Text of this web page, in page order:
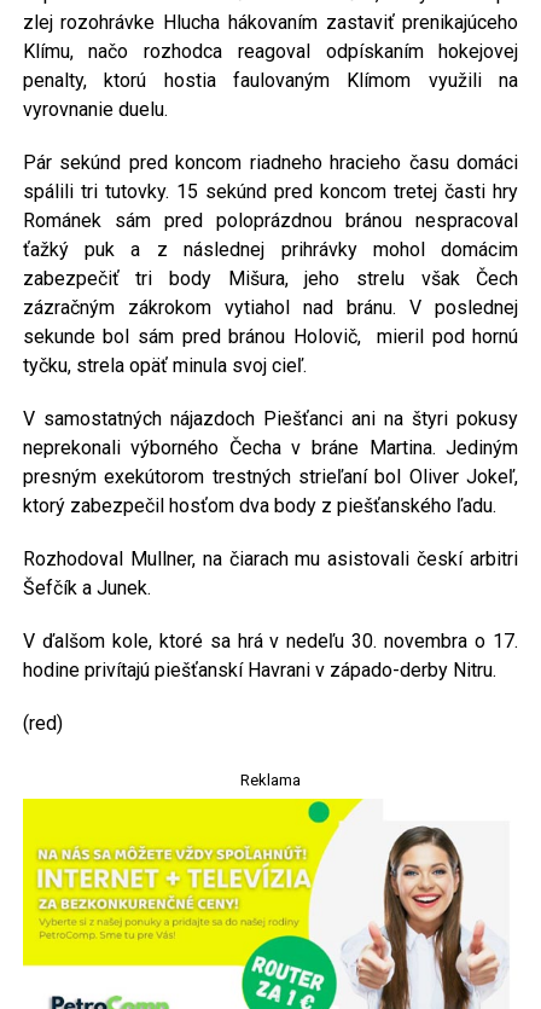
zlej rozohrávke Hlucha hákovaním zastaviť prenikajúceho
Klímu, načo rozhodca reagoval odpískaním hokejovej
penalty, ktorú hostia faulovaným Klímom využili na
vyrovnanie duelu.
Pár sekúnd pred koncom riadneho hracieho času domáci
spálili tri tutovky. 15 sekúnd pred koncom tretej časti hry
Románek sám pred poloprázdnou bránou nespracoval
ťažký puk a z následnej prihrávky mohol domácim
zabezpečiť tri body Mišura, jeho strelu však Čech
zázračným zákrokom vytiahol nad bránu. V poslednej
sekunde bol sám pred bránou Holovič, mieril pod hornú
tyčku, strela opäť minula svoj cieľ.
V samostatných nájazdoch Piešťanci ani na štyri pokusy
neprekonali výborného Čecha v bráne Martina. Jediným
presným exekútorom trestných strieľaní bol Oliver Jokeľ,
ktorý zabezpečil hosťom dva body z piešťanského ľadu.
Rozhodoval Mullner, na čiarach mu asistovali českí arbitri
Šefčík a Junek.
V ďalšom kole, ktoré sa hrá v nedeľu 30. novembra o 17.
hodine privítajú piešťanskí Havrani v západo-derby Nitru.
(red)
Reklama